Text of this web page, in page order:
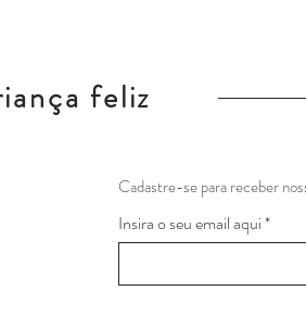
feliz
Cadastre-se para receber
Insira o seu email aqui